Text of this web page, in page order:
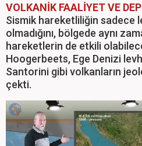
VOLKANİK FAALİYET VE
Sismik hareketliliğin sadece
olmadığını, bölgede aynı
hareketlerin de etkili
Hoogerbeets, Ege Denizi
Santorini gibi volkanların
çekti.